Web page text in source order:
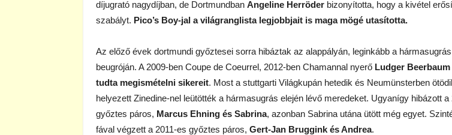
díjugrató nagydíjban, de Dortmundban Angeline Herröder bizonyította, hogy a kivétel
szabályt. Pico’s Boy-jal a világranglista legjobbjait is maga mögé utasította.
Az előző évek dortmundi győztesei sorra hibáztak az alappályán, leginkább a hármasugrás
beugróján. A 2009-ben Coupe de Coeurrel, 2012-ben Chamannal nyerő Ludger Beerbaum
tudta megismételni sikereit. Most a stuttgarti Világkupán hetedik és Neumünsterben
helyezett Zinedine-nel leütötték a hármasugrás elején lévő meredeket. Ugyanígy hibázott a
győztes páros, Marcus Ehning és Sabrina, azonban Sabrina utána ütött még egyet.
fával végzett a 2011-es győztes páros, Gert-Jan Bruggink és Andrea.